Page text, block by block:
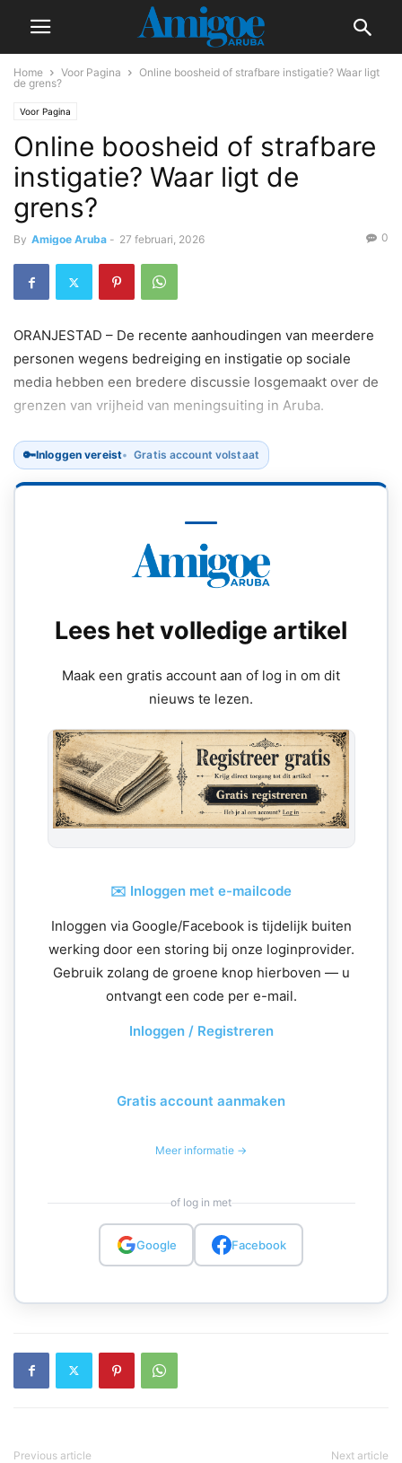
Home Voor Pagina
Online boosheid of strafbare instigatie? Waar ligt
de grens?
Voor Pagina
Online boosheid of strafbare
instigatie? Waar ligt de
grens?
By Amigoe Aruba - 27 februari, 2026 0
ORANJESTAD – De recente aanhoudingen van meerdere
personen wegens bedreiging en instigatie op sociale
media hebben een bredere discussie losgemaakt over de
grenzen van vrijheid van meningsuiting in Aruba.
🔑Inloggen vereist Gratis account volstaat
Lees het volledige artikel
Maak een gratis account aan of log in om dit
nieuws te lezen.
✉️ Inloggen met e-mailcode
Inloggen via Google/Facebook is tijdelijk buiten
werking door een storing bij onze loginprovider.
Gebruik zolang de groene knop hierboven — u
ontvangt een code per e-mail.
Inloggen / Registreren
Gratis account aanmaken
Meer informatie →
of log in met
Google Facebook
Previous article Next article